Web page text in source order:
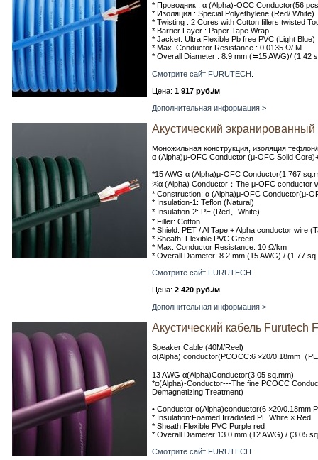
* Проводник : α (Alpha)-OCC Conductor(56
* Изоляция : Special Polyethylene (Red/ White)
* Twisting : 2 Cores with Cotton fillers twisted
* Barrier Layer : Paper Tape Wrap
* Jacket: Ultra Flexible Pb free PVC (Light Blue)
* Max. Conductor Resistance : 0.0135 Ω/ M
* Overall Diameter : 8.9 mm (≒15 AWG)/ (1.42
Смотрите сайт FURUTECH
Цена: 1 917 руб./м
Дополнительная информация >
Акустический
Моножильная конструкция, изоляция
α (Alpha)μ-OFC Conductor (μ-OFC Solid
*15 AWG α (Alpha)μ-OFC Conductor(1.767
※α (Alpha) Conductor：The μ-OFC conductor
* Construction: α (Alpha)μ-OFC Conductor(μ-
* Insulation-1: Teflon (Natural)
* Insulation-2: PE (Red、White)
* Filler: Cotton
* Shield: PET / Al Tape + Alpha conductor wire
* Sheath: Flexible PVC Green
* Max. Conductor Resistance: 10 Ω/km
* Overall Diameter: 8.2 mm (15 AWG) / (1.77
Смотрите сайт FURUTECH
Цена: 2 420 руб./м
Дополнительная информация >
Акустический кабель Furutech
Speaker Cable (40M/Reel)
α(Alpha) conductor(PCOCC:6 ×20/0.18mm（
13 AWG α(Alpha)Conductor(3.05 sq.mm)
*α(Alpha)-Conductor---The fine PCOCC
Demagnetizing Treatment)
• Conductor:α(Alpha)conductor(6 ×20/0.18mm
* Insulation:Foamed Irradiated PE White × Red
* Sheath:Flexible PVC Purple red
* Overall Diameter:13.0 mm (12 AWG) / (3.05
Смотрите сайт FURUTECH